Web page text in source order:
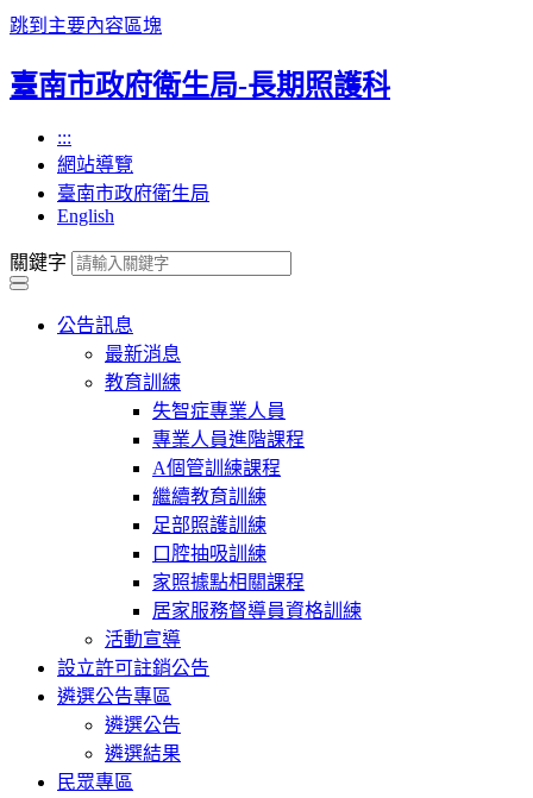
跳到主要內容區塊
臺南市政府衛生局-長期照護科
:::
網站導覽
臺南市政府衛生局
English
關鍵字
公告訊息
最新消息
教育訓練
失智症專業人員
專業人員進階課程
A個管訓練課程
繼續教育訓練
足部照護訓練
口腔抽吸訓練
家照據點相關課程
居家服務督導員資格訓練
活動宣導
設立許可註銷公告
遴選公告專區
遴選公告
遴選結果
民眾專區